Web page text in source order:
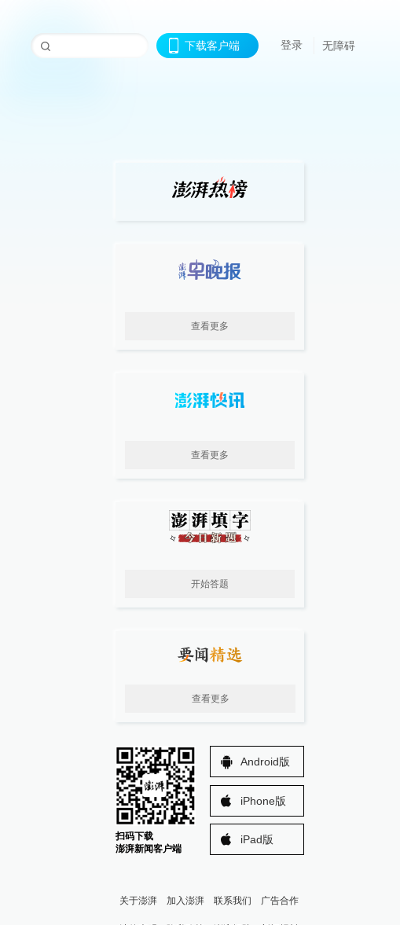
下载客户端 登录 无障碍
查看更多
查看更多
开始答题
查看更多
扫码下载
澎湃新闻客户端
Android版
iPhone版
iPad版
关于澎湃 加入澎湃 联系我们 广告合作